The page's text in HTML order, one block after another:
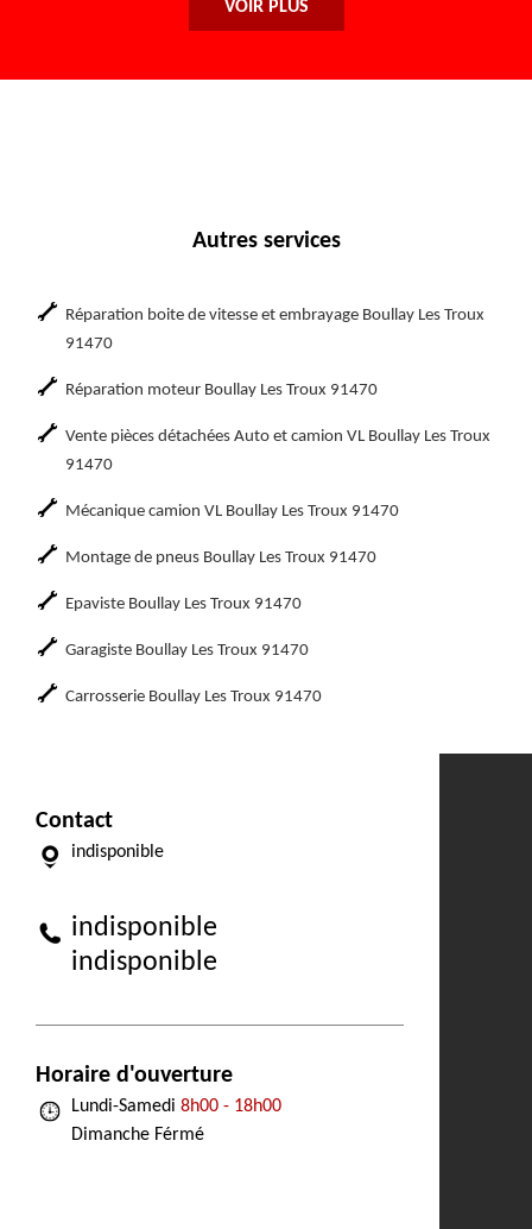
VOIR PLUS
Autres services
Réparation boite de vitesse et embrayage Boullay Les Troux
91470
Réparation moteur Boullay Les Troux 91470
Vente pièces détachées Auto et camion VL Boullay Les Troux
91470
Mécanique camion VL Boullay Les Troux 91470
Montage de pneus Boullay Les Troux 91470
Epaviste Boullay Les Troux 91470
Garagiste Boullay Les Troux 91470
Carrosserie Boullay Les Troux 91470
Contact
indisponible
indisponible
indisponible
Horaire d'ouverture
Lundi-Samedi 8h00 - 18h00
Dimanche Férmé